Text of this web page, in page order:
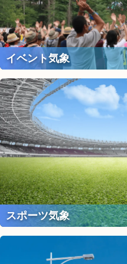
イベント気象
スポーツ気象